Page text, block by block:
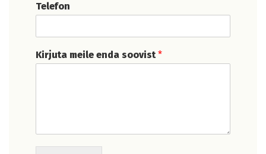
Telefon
Kirjuta meile enda soovist*